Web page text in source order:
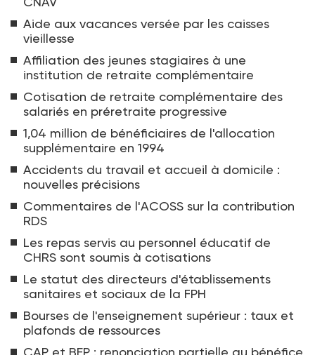
Aide aux vacances versée par les caisses
vieillesse
Affiliation des jeunes stagiaires à une
institution de retraite complémentaire
Cotisation de retraite complémentaire des
salariés en préretraite progressive
1,04 million de bénéficiaires de l'allocation
supplémentaire en 1994
Accidents du travail et accueil à domicile :
nouvelles précisions
Commentaires de l'ACOSS sur la contribution
RDS
Les repas servis au personnel éducatif de
CHRS sont soumis à cotisations
Le statut des directeurs d'établissements
sanitaires et sociaux de la FPH
Bourses de l'enseignement supérieur : taux et
plafonds de ressources
CAP et BEP : renonciation partielle au bénéfice